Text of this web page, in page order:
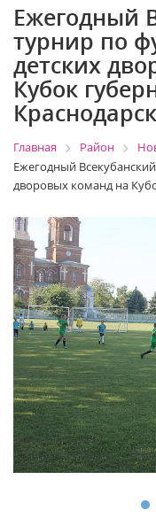
Ежегодный
турнир по
детских
Кубок
Главная Район
Ежегодный
дворовых команд на